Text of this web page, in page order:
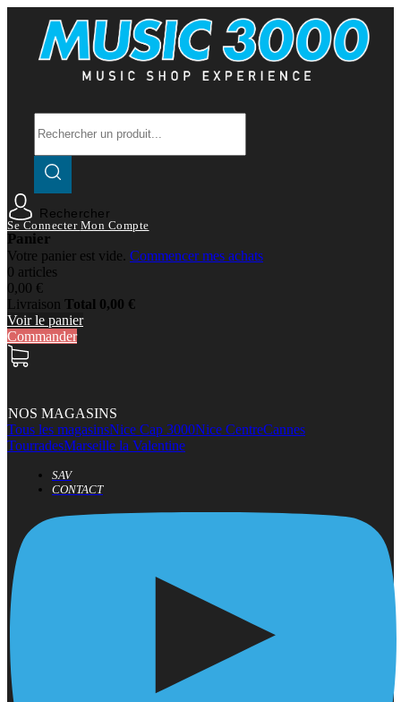
Rechercher
Se Connecter Mon Compte
Panier
Votre panier est vide. Commencer mes achats
0 articles
0,00 €
Livraison Total 0,00 €
Voir le panier
Commander
NOS MAGASINS
Tous les magasinsNice Cap 3000Nice CentreCannes
TourradesMarseille la Valentine
SAV
CONTACT